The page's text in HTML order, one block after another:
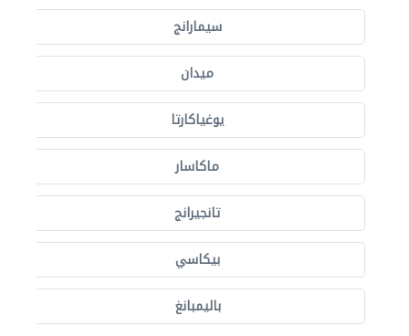
سيمارانج
ميدان
يوغياكارتا
ماكاسار
تانجيرانج
بيكاسي
باليمبانغ